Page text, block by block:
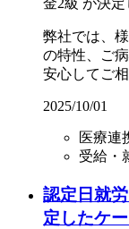
金2級 が決定
弊社では、
の特性、ご
安心してご
2025/10/01
医療連
受給・
認定日就
定したケ